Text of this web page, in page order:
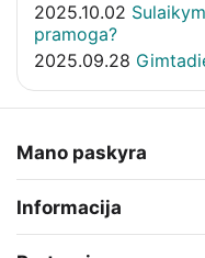
2025.10.02
pramoga?
2025.09.28
Mano paskyra
Informacija